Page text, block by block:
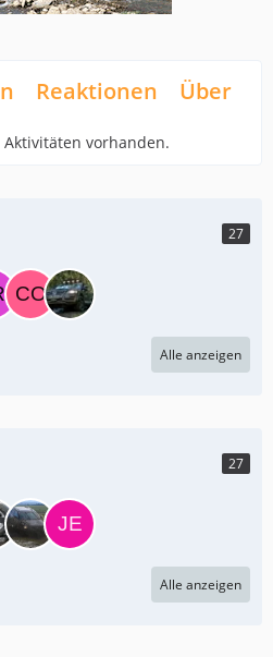
Reaktionen Über
vorhanden.
27
Alle anzeigen
27
Alle anzeigen